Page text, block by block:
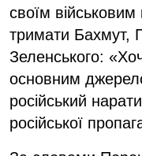
своїм
тримати Бахмут,
Зеленського:
основним
російський
російської